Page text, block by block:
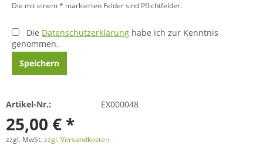
Die mit einem * markierten Felder sind Pflichtfelder.
Die Datenschutzerklärung habe ich zur Kenntnis
genommen.
Speichern
Artikel-Nr.: EX000048
25,00 € *
zzgl. MwSt.zzgl. Versandkosten